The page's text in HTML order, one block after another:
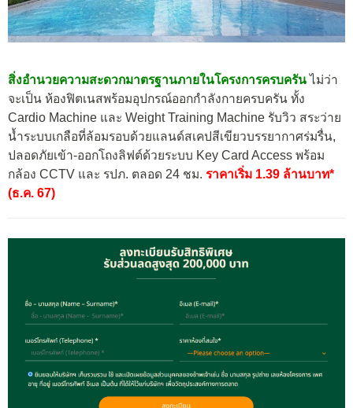
สิ่งอำนวยความสะดวกมาตรฐานภายในโครงการครบครันไม่ว่า
จะเป็น ห้องฟิตเนสพร้อมอุปกรณ์ออกกำลังกายครบครัน ทั้ง
Cardio Machine และ Weight Training Machine รับวิว สระว่าย
น้ำระบบเกลือที่ล้อมรอบด้วยแลนด์สเคปสีเขียวบรรยากาศร่มรื่น,
ปลอดภัยเข้า-ออกโถงลิฟต์ด้วยระบบ Key Card Access พร้อม
กล้อง CCTV และ รปภ. ตลอด 24 ชม. ราคาเริ่ม 1.39 ล้านบาท*
(ธ.ค. 67)